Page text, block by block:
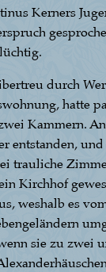
Kerners
durch
hatte
Kammern.
trauliche
Kirchhof
weshalb es
sie zu zwei